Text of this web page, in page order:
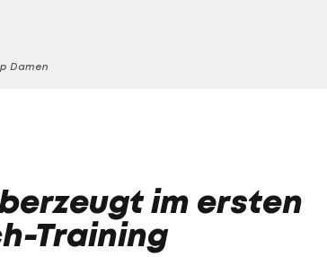
Damen
im ersten
Training